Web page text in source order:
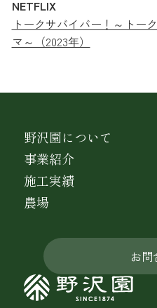
NETFLIX
トークサバイバー！～トー
マ～（2023年）
野沢園について
事業紹介
施工実績
農場
お問